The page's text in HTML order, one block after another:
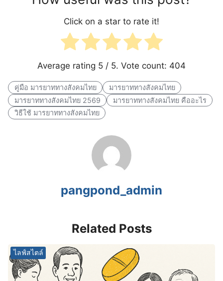
Click on a star to rate it!
Average rating 5 / 5. Vote count: 404
คู่มือ มารยาททางสังคมไทย
มารยาททางสังคมไทย
มารยาททางสังคมไทย 2569
มารยาททางสังคมไทย คืออะไร
วิธีใช้ มารยาททางสังคมไทย
pangpond_admin
Related Posts
ไลฟ์สไตล์